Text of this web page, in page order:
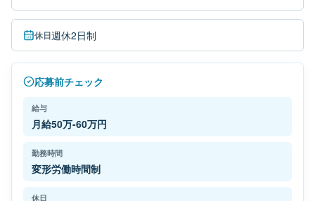
休日週休2日制
応募前チェック
給与
月給50万-60万円
勤務時間
変形労働時間制
休日